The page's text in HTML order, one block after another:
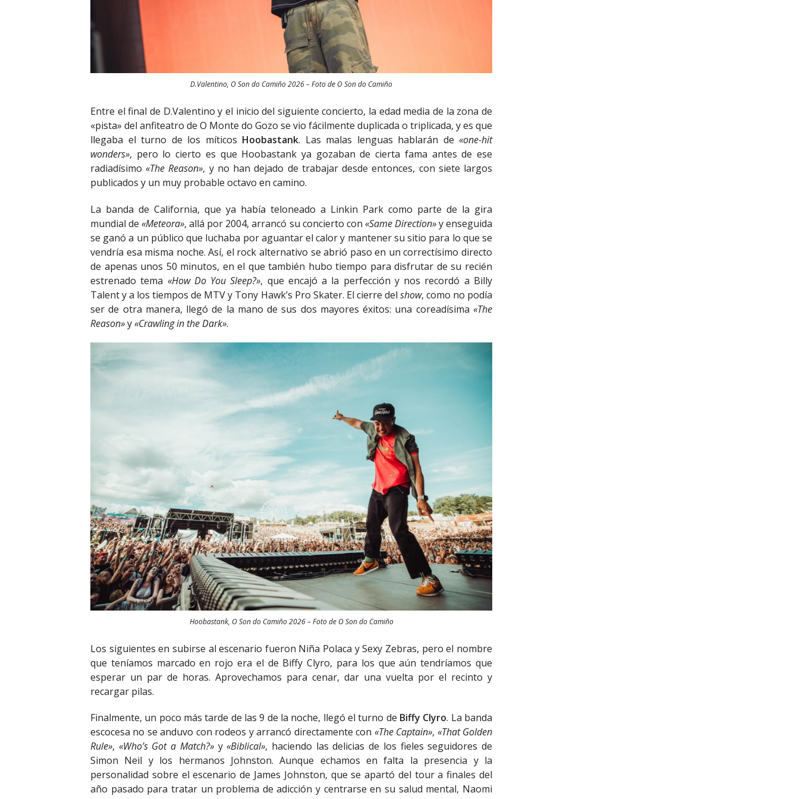
D.Valentino, O Son do Camiño 2026 – Foto de O Son do Camiño
Entre el final de D.Valentino y el inicio del siguiente concierto, la edad media de la zona de
«pista» del anfiteatro de O Monte do Gozo se vio fácilmente duplicada o triplicada, y es que
llegaba el turno de los míticos Hoobastank. Las malas lenguas hablarán de «one-hit
wonders», pero lo cierto es que Hoobastank ya gozaban de cierta fama antes de ese
radiadísimo«The Reason», y no han dejado de trabajar desde entonces, con siete largos
publicados y un muy probable octavo en camino.
La banda de California, que ya había teloneado a Linkin Park como parte de la gira
mundial de«Meteora», allá por 2004, arrancó su concierto con «Same Direction»y enseguida
se ganó a un público que luchaba por aguantar el calor y mantener su sitio para lo que se
vendría esa misma noche. Así, el rock alternativo se abrió paso en un correctísimo directo
de apenas unos 50 minutos, en el que también hubo tiempo para disfrutar de su recién
estrenado tema «How Do You Sleep?», que encajó a la perfección y nos recordó a Billy
Talent y a los tiempos de MTV y Tony Hawk’s Pro Skater. El cierre del show, como no podía
ser de otra manera, llegó de la mano de sus dos mayores éxitos: una coreadísima «The
Reason»y«Crawling in the Dark».
Hoobastank, O Son do Camiño 2026 – Foto de O Son do Camiño
Los siguientes en subirse al escenario fueron Niña Polaca y Sexy Zebras, pero el nombre
que teníamos marcado en rojo era el de Biffy Clyro, para los que aún tendríamos que
esperar un par de horas. Aprovechamos para cenar, dar una vuelta por el recinto y
recargar pilas.
Finalmente, un poco más tarde de las 9 de la noche, llegó el turno de Biffy Clyro. La banda
escocesa no se anduvo con rodeos y arrancó directamente con «The Captain», «That Golden
Rule», «Who’s Got a Match?»y«Biblical», haciendo las delicias de los fieles seguidores de
Simon Neil y los hermanos Johnston. Aunque echamos en falta la presencia y la
personalidad sobre el escenario de James Johnston, que se apartó del tour a finales del
año pasado para tratar un problema de adicción y centrarse en su salud mental, Naomi